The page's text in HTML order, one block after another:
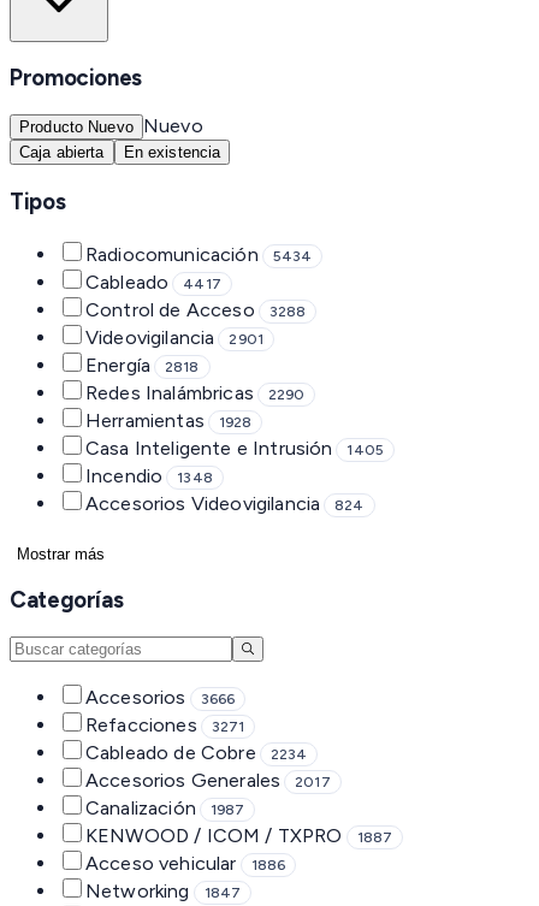
Promociones
Producto Nuevo Nuevo
Caja abierta En existencia
Tipos
Radiocomunicación 5434
Cableado 4417
Control de Acceso 3288
Videovigilancia 2901
Energía 2818
Redes Inalámbricas 2290
Herramientas 1928
Casa Inteligente e Intrusión 1405
Incendio 1348
Accesorios Videovigilancia 824
Mostrar más
Categorías
Accesorios 3666
Refacciones 3271
Cableado de Cobre 2234
Accesorios Generales 2017
Canalización 1987
KENWOOD / ICOM / TXPRO 1887
Acceso vehicular 1886
Networking 1847